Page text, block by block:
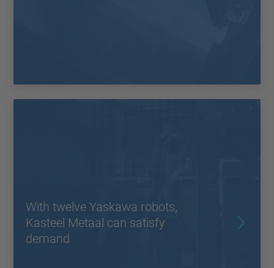
With twelve Yaskawa robots,
Kasteel Metaal can satisfy
demand